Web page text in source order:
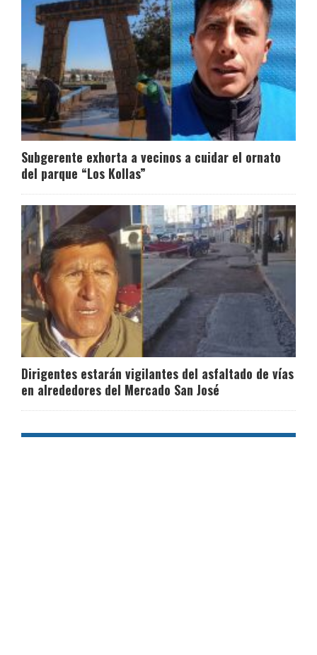
Subgerente exhorta a vecinos a cuidar el ornato
del parque “Los Kollas”
Dirigentes estarán vigilantes del asfaltado de vías
en alrededores del Mercado San José